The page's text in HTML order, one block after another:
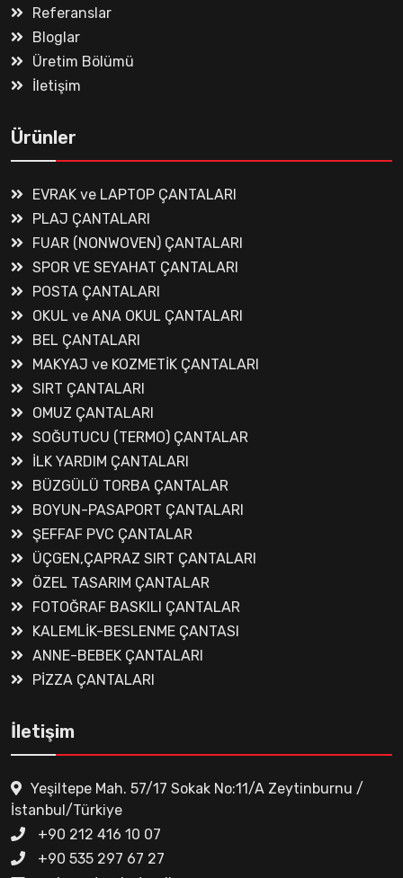
Referanslar
Bloglar
Üretim Bölümü
İletişim
Ürünler
EVRAK ve LAPTOP ÇANTALARI
PLAJ ÇANTALARI
FUAR (NONWOVEN) ÇANTALARI
SPOR VE SEYAHAT ÇANTALARI
POSTA ÇANTALARI
OKUL ve ANA OKUL ÇANTALARI
BEL ÇANTALARI
MAKYAJ ve KOZMETİK ÇANTALARI
SIRT ÇANTALARI
OMUZ ÇANTALARI
SOĞUTUCU (TERMO) ÇANTALAR
İLK YARDIM ÇANTALARI
BÜZGÜLÜ TORBA ÇANTALAR
BOYUN-PASAPORT ÇANTALARI
ŞEFFAF PVC ÇANTALAR
ÜÇGEN,ÇAPRAZ SIRT ÇANTALARI
ÖZEL TASARIM ÇANTALAR
FOTOĞRAF BASKILI ÇANTALAR
KALEMLİK-BESLENME ÇANTASI
ANNE-BEBEK ÇANTALARI
PİZZA ÇANTALARI
İletişim
Yeşiltepe Mah. 57/17 Sokak No:11/A Zeytinburnu /
İstanbul/Türkiye
+90 212 416 10 07
+90 535 297 67 27